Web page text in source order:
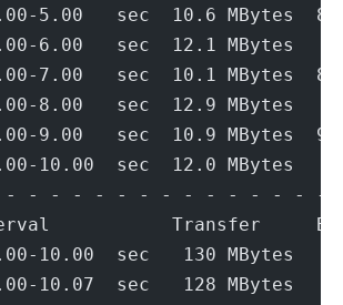
5.00   sec  10.6
6.00   sec  12.1
7.00   sec  10.1 MBytes
8.00   sec  12.9
9.00   sec  10.9
10.00  sec  12.0
- - - - - - - - - - - - - - -
Transfer
10.00  sec   130 MBytes
10.07  sec   128 MBytes